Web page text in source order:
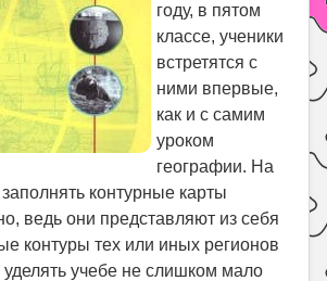
году, в пятом
классе, ученики
встретятся с
ними впервые,
как и с самим
уроком
географии. На
контурные карты
ведь они представляют из себя
контуры тех или иных регионов
учебе не слишком мало